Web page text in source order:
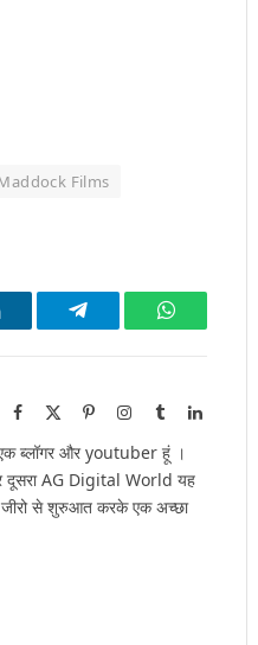
Films
Telegram WhatsApp
Facebook PinterestInstagram
TumblrLinkedIn
ब्लॉगर और youtuber हूं ।
दूसरा AG Digital World यह
जीरो से शुरुआत करके एक अच्छा